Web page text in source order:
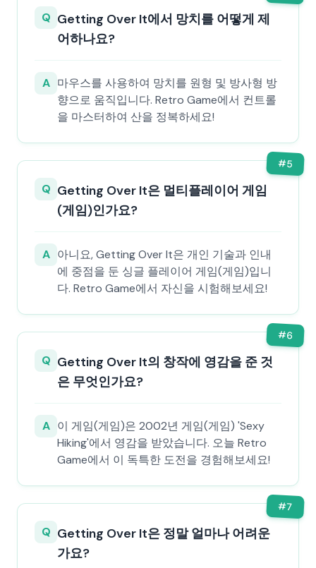
Q Getting Over It에서 망치를 어떻게 제
어하나요?
A 마우스를 사용하여 망치를 원형 및 방사형 방
향으로 움직입니다. Retro Game에서 컨트롤
을 마스터하여 산을 정복하세요!
#5
Q Getting Over It은 멀티플레이어 게임
(게임)인가요?
A 아니요, Getting Over It은 개인 기술과 인내
에 중점을 둔 싱글 플레이어 게임(게임)입니
다. Retro Game에서 자신을 시험해보세요!
#6
Q Getting Over It의 창작에 영감을 준 것
은 무엇인가요?
A 이 게임(게임)은 2002년 게임(게임) 'Sexy
Hiking'에서 영감을 받았습니다. 오늘 Retro
Game에서 이 독특한 도전을 경험해보세요!
#7
Q Getting Over It은 정말 얼마나 어려운
가요?